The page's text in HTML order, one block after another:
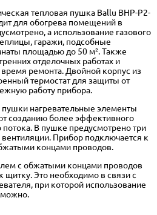
тепловая пушка Ballu BHP-P2-
для обогрева помещений в
а использование газового
гаражи, подсобные
площадью до 50 м². Также
отделочных работах и
ремонта. Двойной корпус из
термостат для защиты от
работу прибора.
нагревательные элементы
созданию более эффективного
В пушке предусмотрено три
Прибор подключается к
концами проводов.
с обжатыми концами проводов
Это необходимо в связи с
при которой использование